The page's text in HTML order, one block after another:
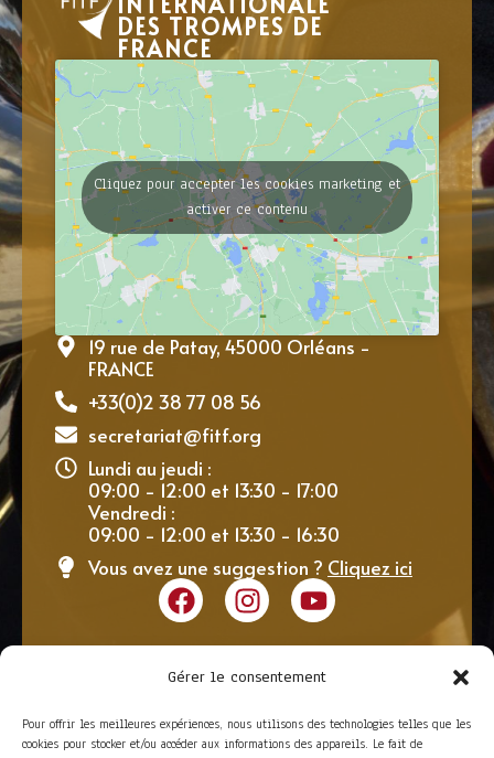
Gérer le consentement
Pour offrir les meilleures expériences, nous utilisons des technologies telles que les
cookies pour stocker et/ou accéder aux informations des appareils. Le fait de
DES TROMPES DE
FRANCE
Cliquez pour accepter les cookies marketing et
activer ce contenu
19 rue de Patay, 45000 Orléans -
FRANCE
+33(0)2 38 77 08 56
secretariat@fitf.org
Lundi au jeudi :
09:00 - 12:00 et 13:30 - 17:00
Vendredi :
09:00 - 12:00 et 13:30 - 16:30
Vous avez une suggestion ? Cliquez ici